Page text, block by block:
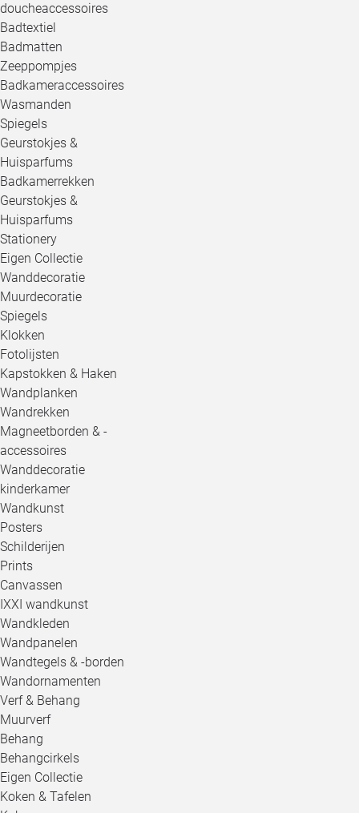
doucheaccessoires
Badtextiel
Badmatten
Zeeppompjes
Badkameraccessoires
Wasmanden
Spiegels
Geurstokjes &
Huisparfums
Badkamerrekken
Geurstokjes &
Huisparfums
Stationery
Eigen Collectie
Wanddecoratie
Muurdecoratie
Spiegels
Klokken
Fotolijsten
Kapstokken & Haken
Wandplanken
Wandrekken
Magneetborden & -
accessoires
Wanddecoratie
kinderkamer
Wandkunst
Posters
Schilderijen
Prints
Canvassen
IXXI wandkunst
Wandkleden
Wandpanelen
Wandtegels & -borden
Wandornamenten
Verf & Behang
Muurverf
Behang
Behangcirkels
Eigen Collectie
Koken & Tafelen